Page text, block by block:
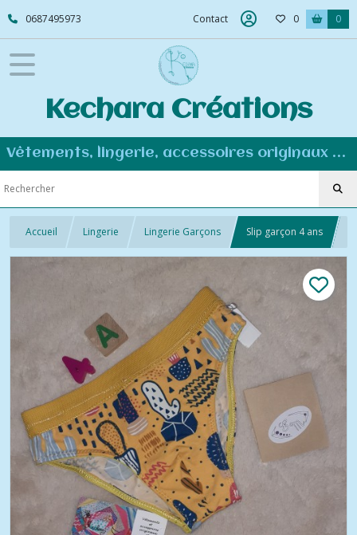
0687495973 Contact 0 0
Kechara Créations
Vêtements, lingerie, accessoires originaux et personnalisés - Couture éco-responsable
Accueil Lingerie Lingerie Garçons Slip garçon 4 ans